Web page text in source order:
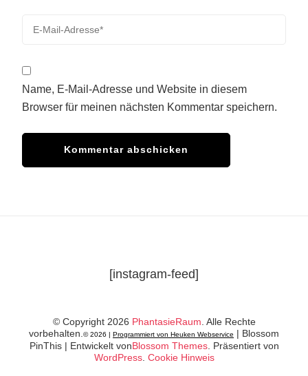
Name, E-Mail-Adresse und Website in diesem
Browser für meinen nächsten Kommentar speichern.
[instagram-feed]
© Copyright 2026 PhantasieRaum . Alle Rechte
vorbehalten. © 2026 | Programmiert von Heuken Webservice | Blossom
PinThis | Entwickelt vonBlossom Themes. Präsentiert von
WordPress. Cookie Hinweis